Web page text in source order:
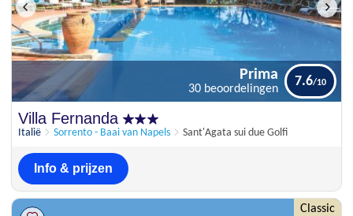
30 beoordelingen
Villa Fernanda
Italië Sorrento - Baai van Napels Sant'Agata sui due Golfi
Prima
30 beoordelingen
7.6
Info & prijzen
Classic